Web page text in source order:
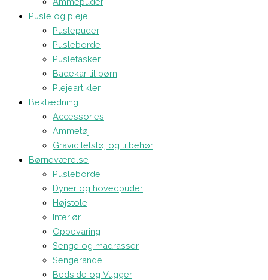
Pusle og pleje
Puslepuder
Pusleborde
Pusletasker
Badekar til børn
Plejeartikler
Beklædning
Accessories
Ammetøj
Graviditetstøj og tilbehør
Børneværelse
Pusleborde
Dyner og hovedpuder
Højstole
Interiør
Opbevaring
Senge og madrasser
Sengerande
Bedside og Vugger